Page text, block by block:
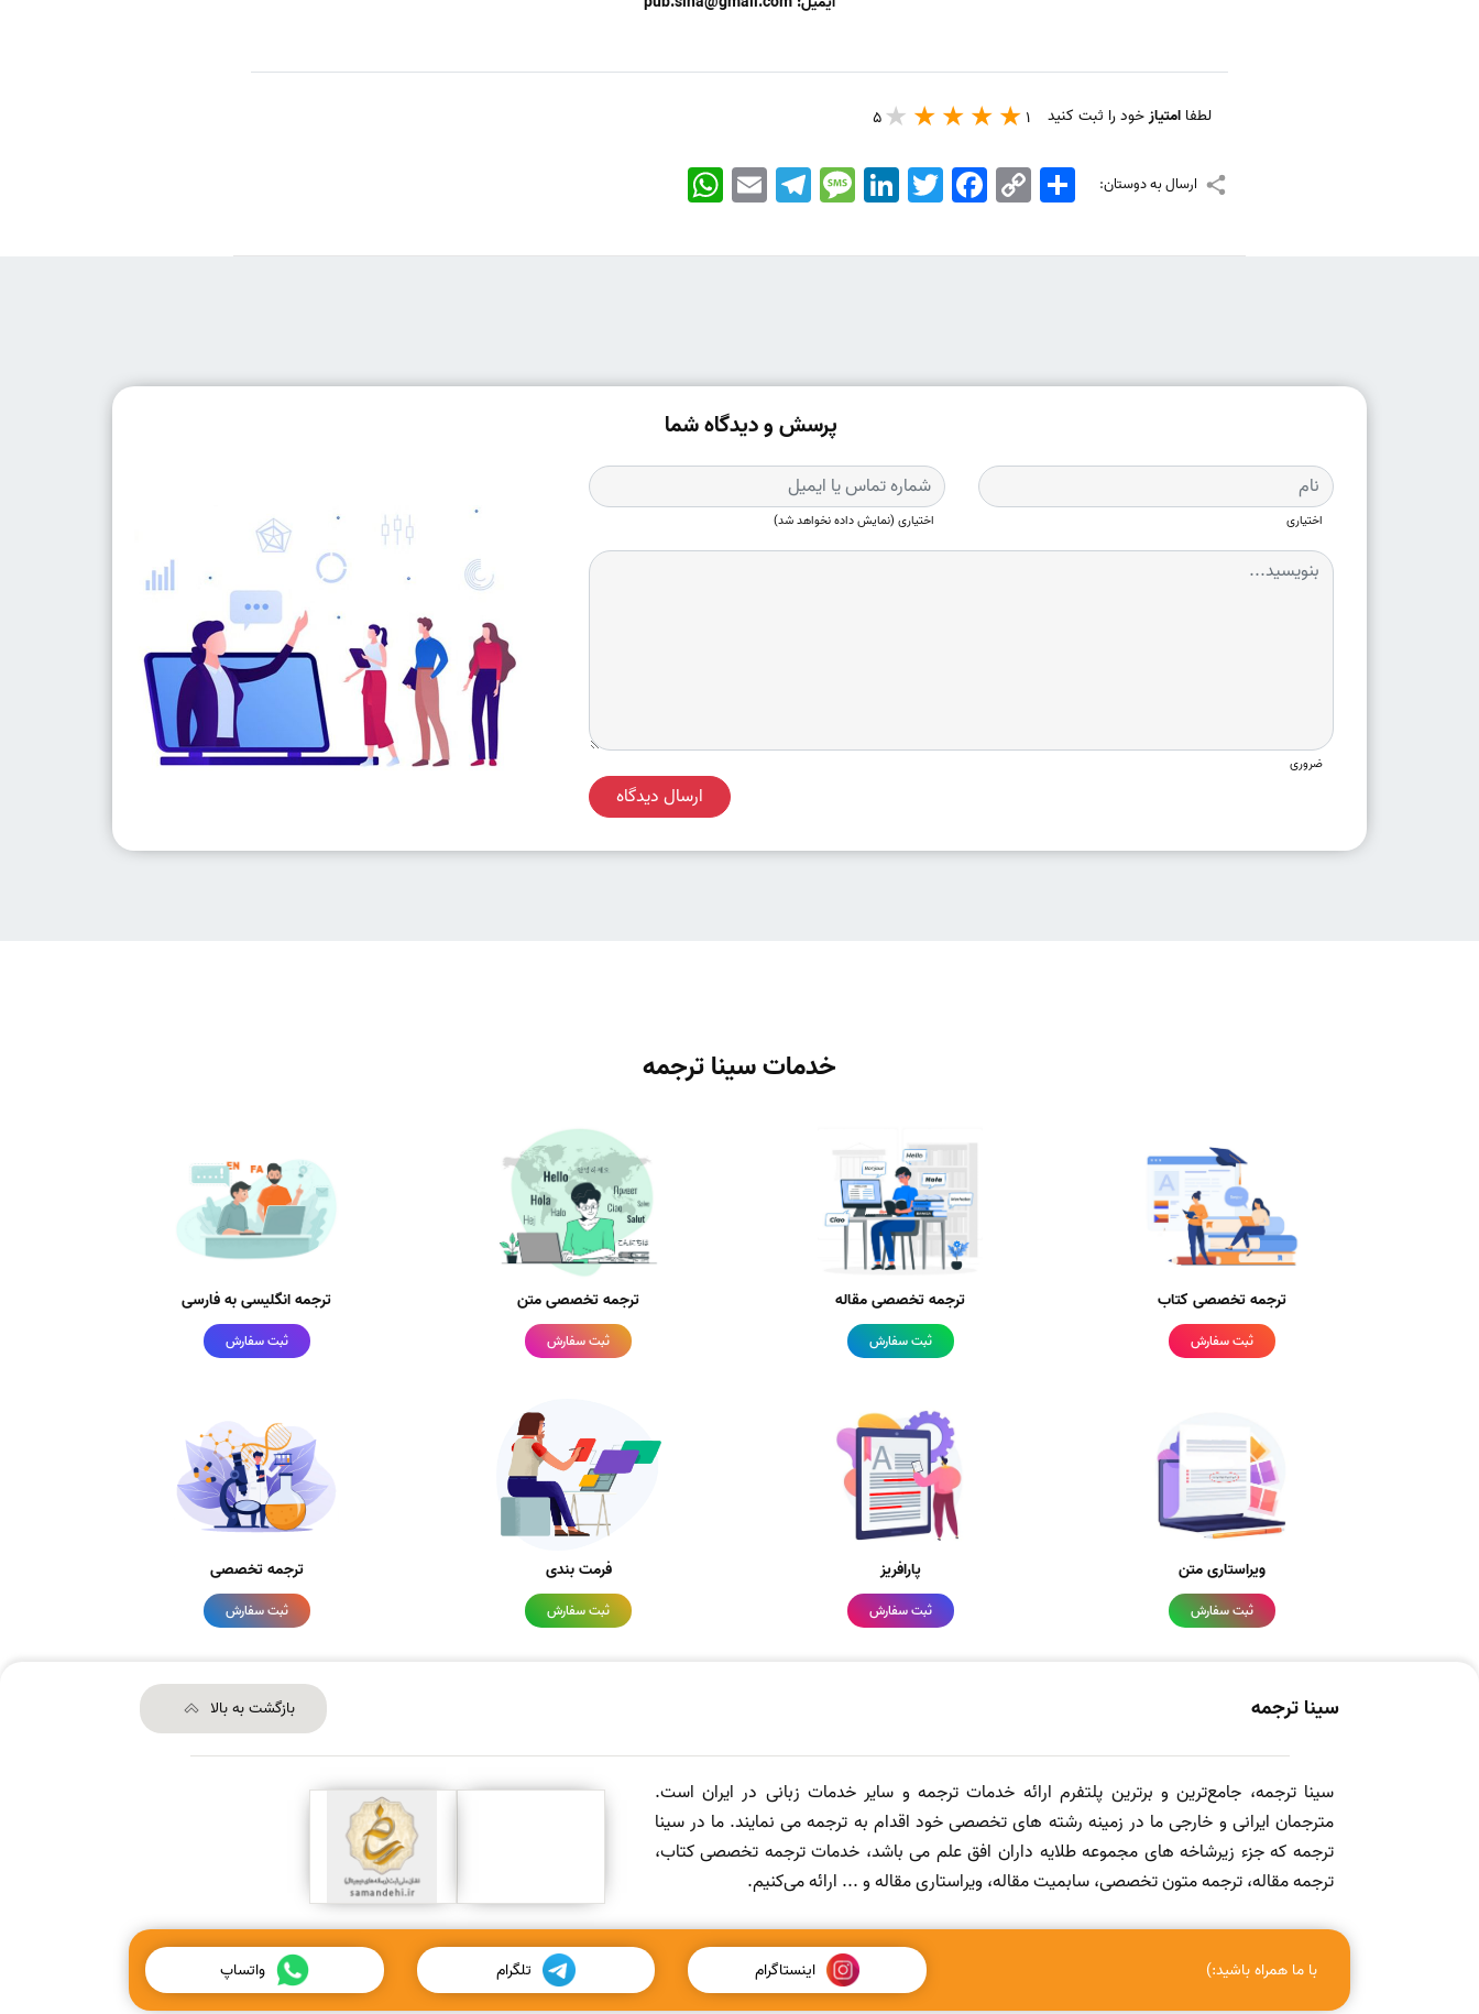
لطفا امتیازخود را ثبت کنید 1
5
ارسال به دوستان: WhatsApp EmailTelegramMessageLinkedIn TwitterFacebook Copy
Link
اشتراک
پرسش و دیدگاه شما
اختیاری اختیاری (نمایش داده نخواهد شد)
ضروری
ارسال دیدگاه
خدمات سینا ترجمه
ترجمه تخصصی کتاب
ثبت سفارش
ترجمه تخصصی مقاله
ثبت سفارش
ترجمه تخصصی متن
ثبت سفارش
ترجمه انگلیسی به فارسی
ثبت سفارش
ویراستاری متن
ثبت سفارش
پارافریز
ثبت سفارش
فرمت بندی
ثبت سفارش
ترجمه تخصصی
ثبت سفارش
سینا ترجمه بازگشت به بالا
سینا ترجمه، جامع‌ترین و برترین پلتفرم ارائه خدمات ترجمه و سایر خدمات زبانی در ایران است.
مترجمان ایرانی و خارجی ما در زمینه رشته های تخصصی خود اقدام به ترجمه می نمایند. ما در سینا
ترجمه که جزء زیرشاخه های مجموعه طلایه داران افق علم می باشد، خدمات ترجمه تخصصی کتاب،
ترجمه مقاله، ترجمه متون تخصصی، سابمیت مقاله، ویراستاری مقاله و ... ارائه می‌کنیم.
با ما همراه باشید:) اینستاگرام تلگرام واتساپ